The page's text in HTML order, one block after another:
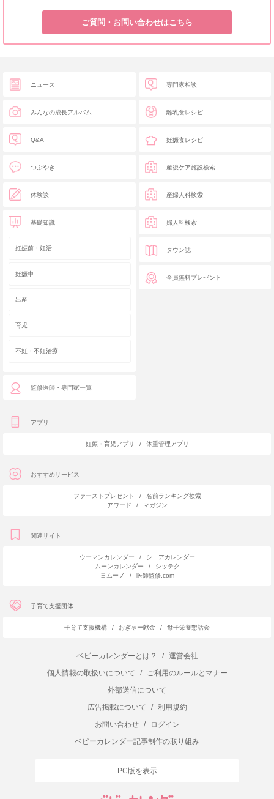
ご質問・お問い合わせはこちら
ニュース
みんなの成長アルバム
Q&A
つぶやき
体験談
基礎知識
妊娠前・妊活
妊娠中
出産
育児
不妊・不妊治療
監修医師・専門家一覧
専門家相談
離乳食レシピ
妊娠食レシピ
産後ケア施設検索
産婦人科検索
婦人科検索
タウン誌
全員無料プレゼント
アプリ
妊娠・育児アプリ / 体重管理アプリ
おすすめサービス
ファーストプレゼント /
名前ランキング検索
アワード
/ マガジン
関連サイト
ウーマンカレンダー /
シニアカレンダー
ムーンカレンダー
/
シッテク
ヨムーノ
/ 医師監修.com
子育て支援団体
子育て支援機構 / おぎゃー献金 / 母子栄養懇話会
ベビーカレンダーとは？ /
運営会社
個人情報の取扱いについて
/
ご利用のルールとマナー
外部送信について
広告掲載について
/
利用規約
お問い合わせ
/
ログイン
ベビーカレンダー記事制作の取り組み
PC版を表示